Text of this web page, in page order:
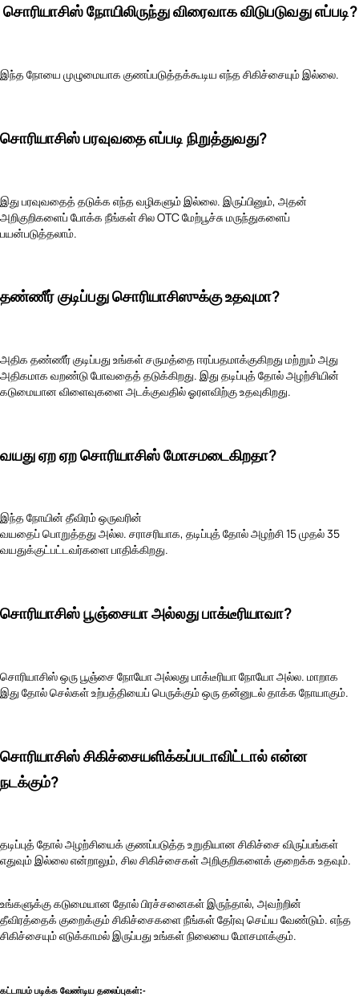
சொரியாசிஸ் நோயிலிருந்து விரைவாக விடுபடுவது எப்படி?
இந்த நோயை முழுமையாக குணப்படுத்தக்கூடிய எந்த சிகிச்சையும் இல்லை.
சொரியாசிஸ் பரவுவதை எப்படி நிறுத்துவது?
இது பரவுவதைத் தடுக்க எந்த வழிகளும் இல்லை. இருப்பினும், அதன்
அறிகுறிகளைப் போக்க நீங்கள் சில OTC மேற்பூச்சு மருந்துகளைப்
பயன்படுத்தலாம்.
தண்ணீர் குடிப்பது சொரியாசிஸுக்கு உதவுமா?
அதிக தண்ணீர் குடிப்பது உங்கள் சருமத்தை ஈரப்பதமாக்குகிறது மற்றும் அது
அதிகமாக வறண்டு போவதைத் தடுக்கிறது. இது தடிப்புத் தோல் அழற்சியின்
கடுமையான விளைவுகளை அடக்குவதில் ஓரளவிற்கு உதவுகிறது.
வயது ஏற ஏற சொரியாசிஸ் மோசமடைகிறதா?
இந்த நோயின் தீவிரம் ஒருவரின்
வயதைப் பொறுத்தது அல்ல. சராசரியாக, தடிப்புத் தோல் அழற்சி 15 முதல் 35
வயதுக்குட்பட்டவர்களை பாதிக்கிறது.
சொரியாசிஸ் பூஞ்சையா அல்லது பாக்டீரியாவா?
சொரியாசிஸ் ஒரு பூஞ்சை நோயோ அல்லது பாக்டீரியா நோயோ அல்ல. மாறாக
இது தோல் செல்கள் உற்பத்தியைப் பெருக்கும் ஒரு தன்னுடல் தாக்க நோயாகும்.
சொரியாசிஸ் சிகிச்சையளிக்கப்படாவிட்டால் என்ன
நடக்கும்?
தடிப்புத் தோல் அழற்சியைக் குணப்படுத்த உறுதியான சிகிச்சை விருப்பங்கள்
எதுவும் இல்லை என்றாலும், சில சிகிச்சைகள் அறிகுறிகளைக் குறைக்க உதவும்.
உங்களுக்கு கடுமையான தோல் பிரச்சனைகள் இருந்தால், அவற்றின்
தீவிரத்தைக் குறைக்கும் சிகிச்சைகளை நீங்கள் தேர்வு செய்ய வேண்டும். எந்த
சிகிச்சையும் எடுக்காமல் இருப்பது உங்கள் நிலையை மோசமாக்கும்.
கட்டாயம் படிக்க வேண்டிய தலைப்புகள்:-